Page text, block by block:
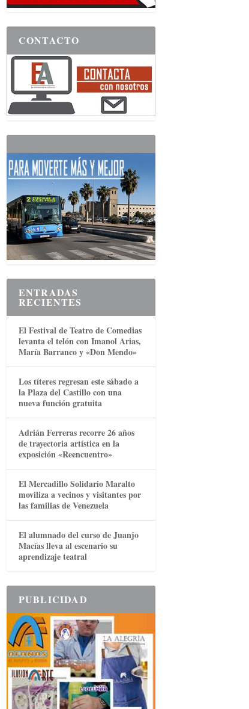
CONTACTO
ENTRADAS
RECIENTES
El Festival de Teatro de Comedias
levanta el telón con Imanol Arias,
María Barranco y «Don Mendo»
Los títeres regresan este sábado a
la Plaza del Castillo con una
nueva función gratuita
Adrián Ferreras recorre 26 años
de trayectoria artística en la
exposición «Reencuentro»
El Mercadillo Solidario Maralto
moviliza a vecinos y visitantes por
las familias de Venezuela
El alumnado del curso de Juanjo
Macías lleva al escenario su
aprendizaje teatral
PUBLICIDAD